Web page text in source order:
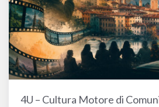
4U – Cultura Motore di